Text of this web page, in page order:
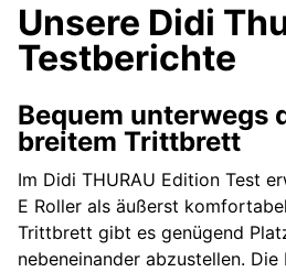
Unsere Didi
Testberichte
Bequem unterwegs
breitem Trittbrett
Im Didi THURAU Edition Test
E Roller als äußerst
Trittbrett gibt es genügend
nebeneinander abzustellen.